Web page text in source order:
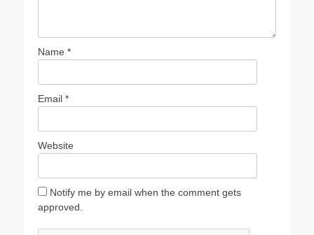
Name *
Email *
Website
Notify me by email when the comment gets
approved.